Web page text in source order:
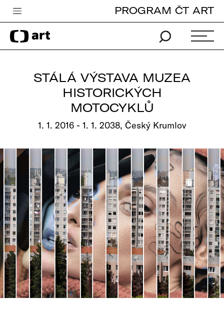
Česká televize
Zpravodajství
edu
Vše o ČT
PROGRAM ČT ART
STÁLÁ VÝSTAVA MUZEA
HISTORICKÝCH
MOTOCYKLŮ
1. 1. 2016 - 1. 1. 2038, Český Krumlov